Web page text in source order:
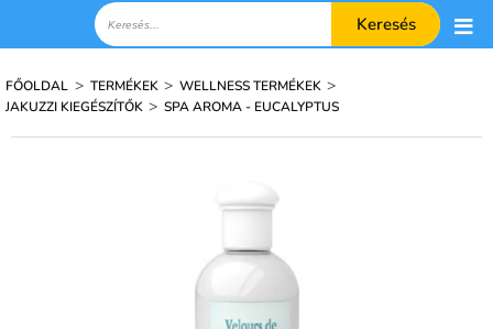
Keresés
FŐOLDAL > TERMÉKEK > WELLNESS TERMÉKEK >
JAKUZZI KIEGÉSZÍTŐK > SPA AROMA - EUCALYPTUS